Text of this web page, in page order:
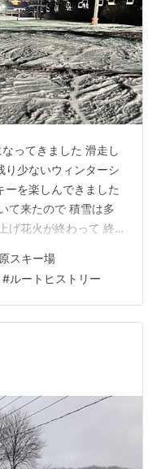
ってきました 滑走し
り少ないウィンターシ
ーを楽しんできました
て来たので 積雪は多
げ花火が終わって 終
でますね 目的地へ 関
トンネルを抜けて新
近くなってくると 正面
湯沢インターを降り
間は雪が降らかなっ
スキー場
#ルートヒストリー